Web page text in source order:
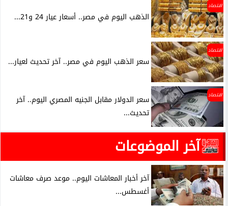
اقتصاد
الذهب اليوم في مصر.. أسعار عيار 24 و21...
اقتصاد
سعر الذهب اليوم في مصر.. آخر تحديث لعيار...
اقتصاد
سعر الدولار مقابل الجنيه المصري اليوم.. آخر
تحديث...
آخر الموضوعات
آخر أخبار المعاشات اليوم.. موعد صرف معاشات
أغسطس...